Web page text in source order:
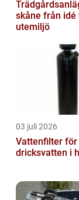
skåne från idé till hållbar
utemiljö
03 juli 2026
Vattenfilter för
dricksvatten i